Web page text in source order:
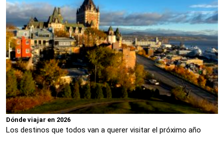
Dónde viajar en 2026
Los destinos que todos van a querer visitar el próximo año